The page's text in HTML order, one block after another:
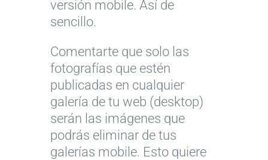
versión mobile. Así de
sencillo.
Comentarte que solo las
fotografías que estén
publicadas en cualquier
galería de tu web (desktop)
serán las imágenes que
podrás eliminar de tus
galerías mobile. Esto quiere